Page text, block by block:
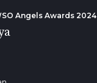
Angels Awards 2024